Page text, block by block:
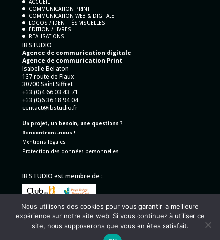
ACCUEIL
COMMUNICATION PRINT
COMMUNICATION WEB & DIGITALE
LOGOS / IDENTITÉS VISUELLES
ÉDITION / LIVRES
REALISATIONS
IB STUDIO
Agence de communication digitale
Agence de communication Print
Isabelle Bellaton
137 route de Flaux
30700 Saint Siffret
+33 (0)4 66 03 43 71
+33 (0)6 36 18 94 04
contact@ibstudio.fr
Un projet, un besoin, une questions ?
Rencontrons-nous !
Mentions légales
Protection des données personnelles
IB STUDIO est membre de :
Nous utilisons des cookies pour vous garantir la meilleure
expérience sur notre site web. Si vous continuez à utiliser ce
site, nous supposerons que vous en êtes satisfait.